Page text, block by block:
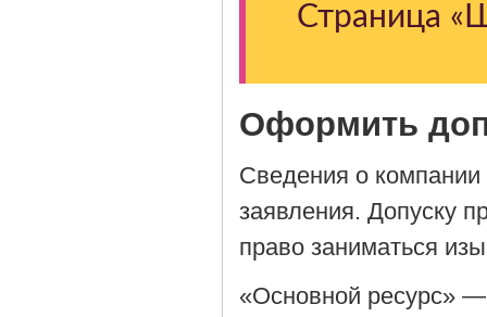
Страница
Оформить
Сведения о
заявления. Допуску
право заниматься
«Основной ресурс»